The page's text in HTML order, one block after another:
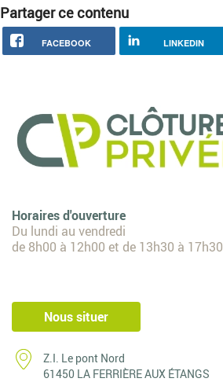
Partager ce contenu
FACEBOOK LINKEDIN
Horaires d'ouverture
Du lundi au vendredi
de 8h00 à 12h00 et de 13h30 à 17h30
Nous situer
Z.I. Le pont Nord
61450 LA FERRIÈRE AUX ÉTANGS